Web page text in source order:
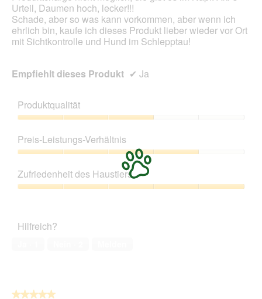
Urteil, Daumen hoch, lecker!!!
Schade, aber so was kann vorkommen, aber wenn ich
ehrlich bin, kaufe ich dieses Produkt lieber wieder vor Ort
mit Sichtkontrolle und Hund im Schlepptau!
Empfiehlt dieses Produkt ✔ Ja
Produktqualität
3
von
5
Preis-Leistungs-Verhältnis
Leistungs-
Verhältnis,
4
Zufriedenheit des Haustiers
5
Hilfreich?
★★★★★
★★★★★